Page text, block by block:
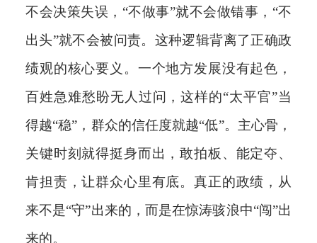
不会决策失误，“不做事”就不会做错事，“不
出头”就不会被问责。这种逻辑背离了正确政
绩观的核心要义。一个地方发展没有起色，
百姓急难愁盼无人过问，这样的“太平官”当
得越“稳”，群众的信任度就越“低”。主心骨，
关键时刻就得挺身而出，敢拍板、能定夺、
肯担责，让群众心里有底。真正的政绩，从
来不是“守”出来的，而是在惊涛骇浪中“闯”出
来的。